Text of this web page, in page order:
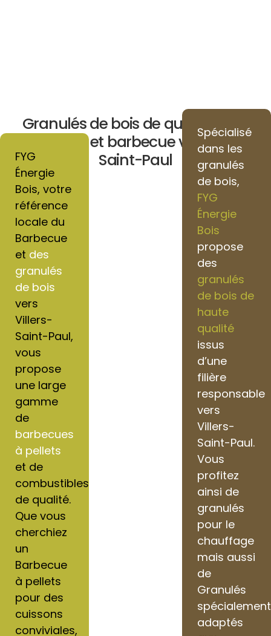
Granulés de bois de qualité pour
chauffage et barbecue vers Villers-
Saint-Paul
FYG
Énergie
Bois, votre
référence
locale du
Barbecue
et des
granulés
de bois
vers
Villers-
Saint-Paul,
vous
propose
une large
gamme
de
barbecues
à pellets
et de
combustibles
de qualité.
Que vous
cherchiez
un
Barbecue
à pellets
pour des
cuissons
conviviales,
Spécialisé
dans les
granulés
de bois,
FYG
Énergie
Bois
propose
des
granulés
de bois de
haute
qualité
issus
d’une
filière
responsable
vers
Villers-
Saint-Paul.
Vous
profitez
ainsi de
granulés
pour le
chauffage
mais aussi
de
Granulés
spécialement
adaptés